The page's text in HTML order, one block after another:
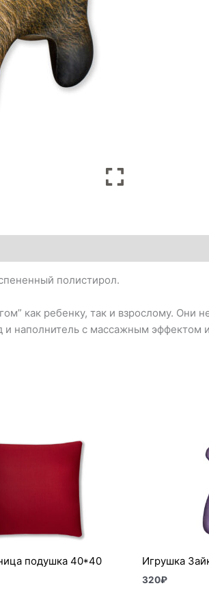
полистирол.
как ребенку, так и взрослому. Они
и наполнитель с массажным эффектом
подушка 40*40 Игрушка
320₽